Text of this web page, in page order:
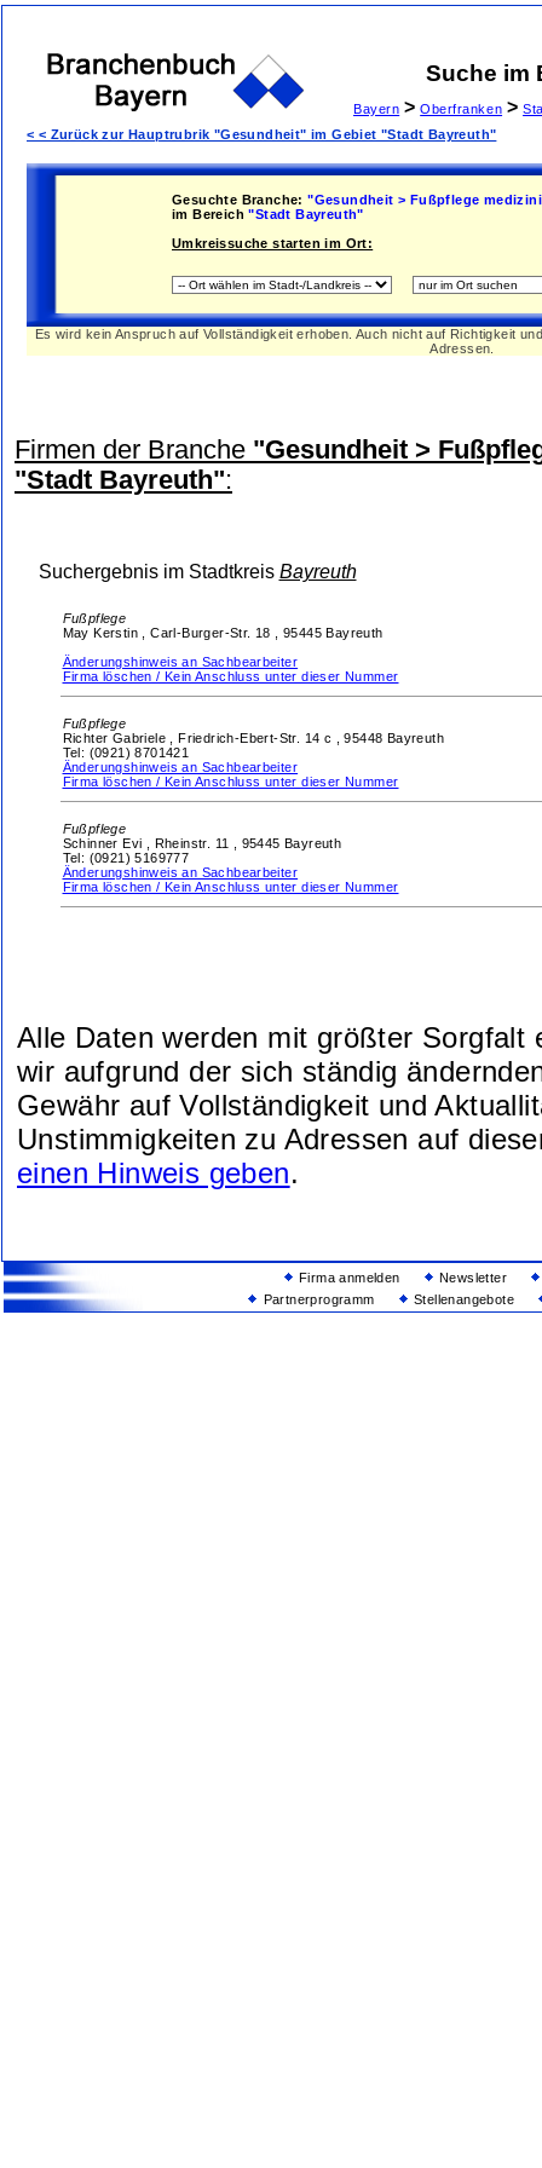
Suche im
Bayern > Oberfranken >
< < Zurück zur Hauptrubrik "Gesundheit" im Gebiet "Stadt Bayreuth"
Gesuchte Branche: "Gesundheit > Fußpflege
im Bereich "Stadt Bayreuth"
Umkreissuche starten im Ort:
Es wird kein Anspruch auf Vollständigkeit erhoben. Auch nicht auf Richtigkeit
Adressen.
Firmen der Branche "Gesundheit >
"Stadt Bayreuth":
Suchergebnis im Stadtkreis Bayreuth
Fußpflege
May Kerstin ,Carl-Burger-Str. 18 , 95445 Bayreuth
Änderungshinweis an Sachbearbeiter
Firma löschen / Kein Anschluss unter dieser Nummer
Fußpflege
Richter Gabriele ,Friedrich-Ebert-Str. 14 c ,95448 Bayreuth
Tel: (0921) 8701421
Änderungshinweis an Sachbearbeiter
Firma löschen / Kein Anschluss unter dieser Nummer
Fußpflege
Schinner Evi , Rheinstr. 11 , 95445 Bayreuth
Tel: (0921) 5169777
Änderungshinweis an Sachbearbeiter
Firma löschen / Kein Anschluss unter dieser Nummer
Alle Daten werden mit größter Sorgfalt
wir aufgrund der sich ständig
Gewähr auf Vollständigkeit und
Unstimmigkeiten zu Adressen auf
einen Hinweis geben.
Firma anmelden
Newsletter
Partnerprogramm
Stellenangebote